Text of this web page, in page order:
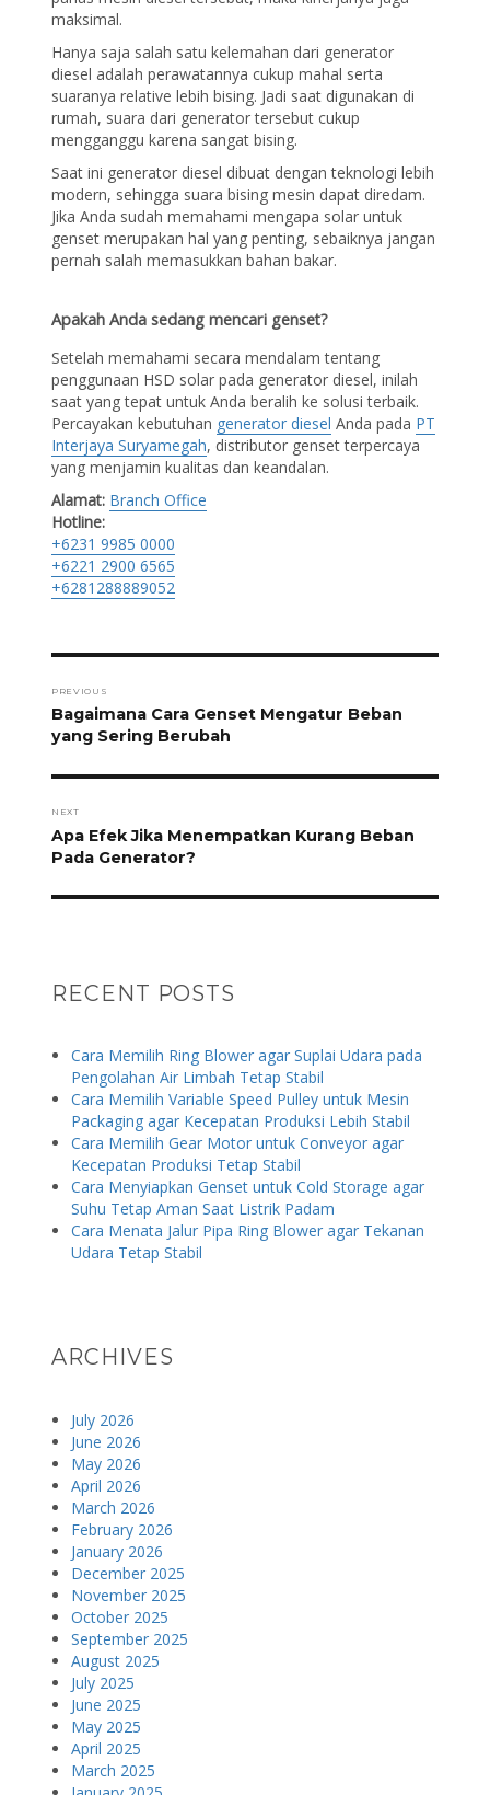
maksimal.
Hanya saja salah satu kelemahan dari generator
diesel adalah perawatannya cukup mahal serta
suaranya relative lebih bising. Jadi saat digunakan di
rumah, suara dari generator tersebut cukup
mengganggu karena sangat bising.
Saat ini generator diesel dibuat dengan teknologi lebih
modern, sehingga suara bising mesin dapat diredam.
Jika Anda sudah memahami mengapa solar untuk
genset merupakan hal yang penting, sebaiknya jangan
pernah salah memasukkan bahan bakar.
Apakah Anda sedang mencari genset?
Setelah memahami secara mendalam tentang
penggunaan HSD solar pada generator diesel, inilah
saat yang tepat untuk Anda beralih ke solusi terbaik.
Percayakan kebutuhan generator diesel Anda pada PT
Interjaya Suryamegah, distributor genset terpercaya
yang menjamin kualitas dan keandalan.
Alamat: Branch Office
Hotline:
+6231 9985 0000
+6221 2900 6565
+6281288889052
navigation
PREVIOUS
Previous
post:
Bagaimana Cara Genset Mengatur Beban
yang Sering Berubah
NEXT
Next
post:
Apa Efek Jika Menempatkan Kurang Beban
Pada Generator?
RECENT POSTS
Cara Memilih Ring Blower agar Suplai Udara pada
Pengolahan Air Limbah Tetap Stabil
Cara Memilih Variable Speed Pulley untuk Mesin
Packaging agar Kecepatan Produksi Lebih Stabil
Cara Memilih Gear Motor untuk Conveyor agar
Kecepatan Produksi Tetap Stabil
Cara Menyiapkan Genset untuk Cold Storage agar
Suhu Tetap Aman Saat Listrik Padam
Cara Menata Jalur Pipa Ring Blower agar Tekanan
Udara Tetap Stabil
ARCHIVES
July 2026
June 2026
May 2026
April 2026
March 2026
February 2026
January 2026
December 2025
November 2025
October 2025
September 2025
August 2025
July 2025
June 2025
May 2025
April 2025
March 2025